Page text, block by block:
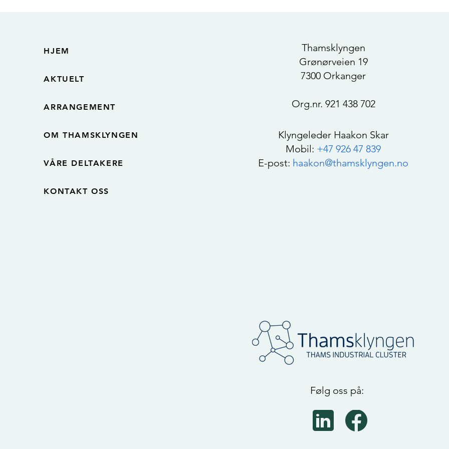
HJEM
AKTUELT
ARRANGEMENT
OM THAMSKLYNGEN
VÅRE DELTAKERE
KONTAKT OSS
Thamsklyngen
Grønørveien 19
7300 Orkanger
Org.nr. 921 438 702
Klyngeleder Haakon Skar
Mobil: +47 926 47 839
E-post: haakon@thamsklyngen.no
Følg oss på: